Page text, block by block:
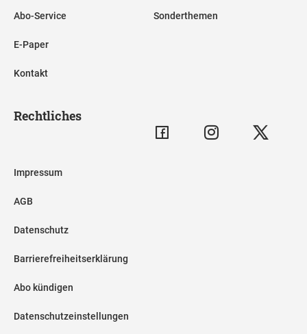
Abo-Service
E-Paper
Kontakt
Sonderthemen
Rechtliches
Impressum
AGB
Datenschutz
Barrierefreiheitserklärung
Abo kündigen
Datenschutzeinstellungen